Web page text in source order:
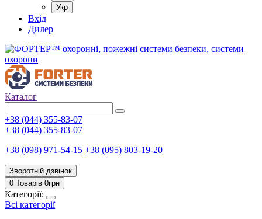
Укр
Вхід
Дилер
Каталог
+38 (044) 355-83-07
+38 (044) 355-83-07
+38 (098) 971-54-15 +38 (095) 803-19-20
Зворотній дзвінок
0 Товарів 0грн
Категорії:
Всі категорії